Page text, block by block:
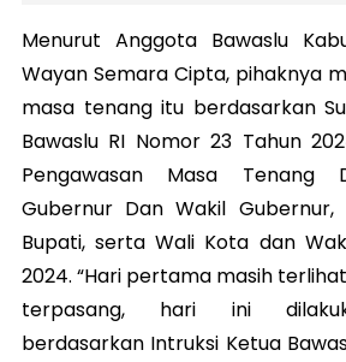
Menurut Anggota Bawaslu
Wayan Semara Cipta, pihaknya
masa tenang itu berdasarkan
Bawaslu RI Nomor 23 Tahun
Pengawasan Masa Tenang
Gubernur Dan Wakil
Bupati, serta Wali Kota dan
2024. “Hari pertama masih
terpasang, hari ini
berdasarkan Intruksi Ketua